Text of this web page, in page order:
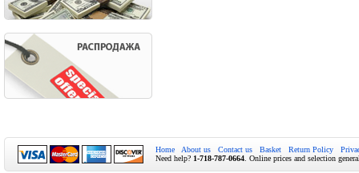
Home About us Contact us Basket Return Policy
Need help? 1-718-787-0664 . Online prices and selection